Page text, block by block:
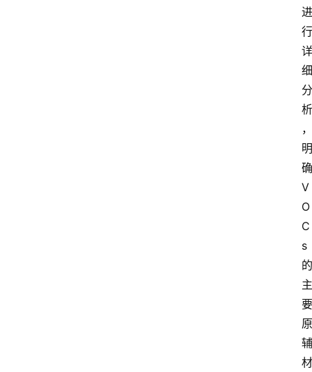
进
行
详
细
分
析
，
明
确
V
O
C
s
的
主
要
原
辅
材